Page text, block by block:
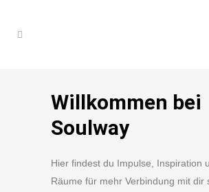
Willkommen bei
Soulway
Hier findest du Impulse, Inspiration
Räume für mehr Verbindung mit dir